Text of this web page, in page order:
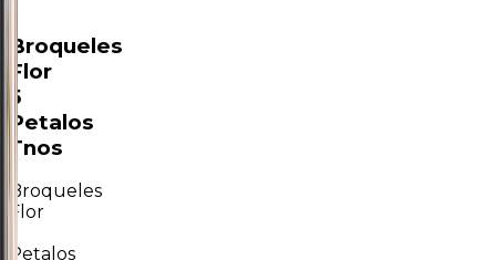
Broqueles
Flor
5
Petalos
Tnos
Broqueles
Flor
Petalos